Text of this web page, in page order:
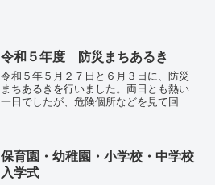
令和５年度 防災まちあるき
令和５年５月２７日と６月３日に、防災
まちあるきを行いました。両日とも熱い
一日でしたが、危険個所などを見て回り
保育園・幼稚園・小学校・中学校
入学式